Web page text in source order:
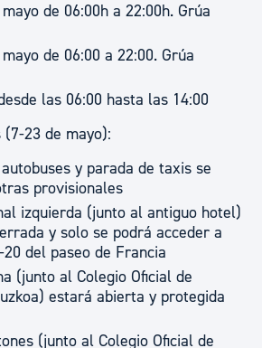
de 06:00h a 22:00h. Grúa
de 06:00 a 22:00. Grúa
las 06:00 hasta las 14:00
23 de mayo):
y parada de taxis se
provisionales
izquierda (junto al antiguo hotel)
y solo se podrá acceder a
del paseo de Francia
(junto al Colegio Oficial de
estará abierta y protegida
(junto al Colegio Oficial de